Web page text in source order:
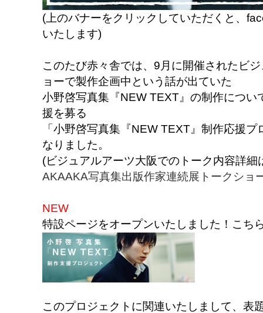
(上のバナーをクリックしていただくと、
いたします)
このたび赤々舎では、9月に開催されたビ
ョーで製作企画中という話が出ていた
小野啓写真集『NEW TEXT』の制作につい
援を募る
「小野啓写真集『NEW TEXT』制作応援
なりました。
(ビジュアルアーツ大阪でのトーク内容詳
AKAAKA写真集出版作家連続展トークショ
NEW
特設ページをオープンいたしました！こち
このプロジェクトに関連いたしまして、表